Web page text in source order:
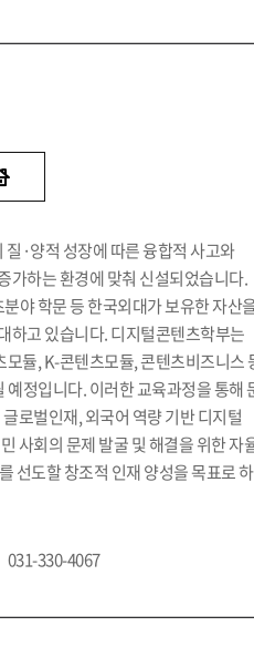
·양적 성장에 따른 융합적 사고와
가하는 환경에 맞춰 신설되었습니다.
야 학문 등 한국외대가 보유한 자산
하고 있습니다. 디지털콘텐츠학부는
듈, K-콘텐츠모듈, 콘텐츠비즈니스
예정입니다. 이러한 교육과정을 통해
로벌인재, 외국어 역량 기반 디지털
사회의 문제 발굴 및 해결을 위한 자
선도할 창조적 인재 양성을 목표로
031-330-4067